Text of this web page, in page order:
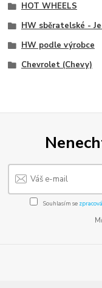
HOT WHEELS
HW sběratelské -
HW podle výrobce
Chevrolet (Chevy)
Souhlasím se